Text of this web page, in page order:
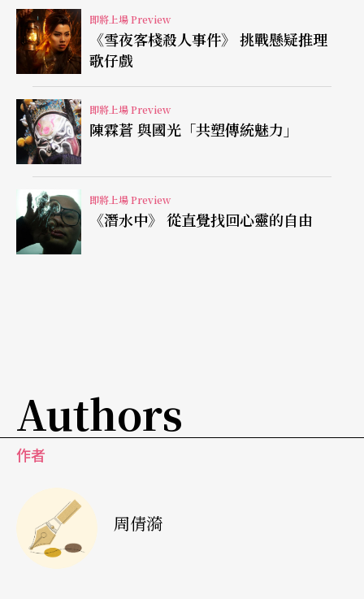
的起伏感動，這是趟豪情細膩大膽溫柔的冒險。
即將上場 Preview
《雪夜客棧殺人事件》 挑戰懸疑推理
歌仔戲
即將上場 Preview
陳霖蒼 與國光「共塑傳統魅力」
即將上場 Preview
《潛水中》 從直覺找回心靈的自由
Authors
作者
周倩漪